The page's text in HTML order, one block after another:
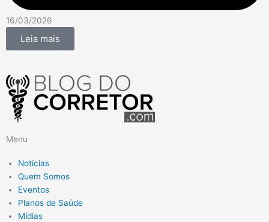
16/03/2026
Leia mais
Menu
Notícias
Quem Somos
Eventos
Planos de Saúde
Mídias